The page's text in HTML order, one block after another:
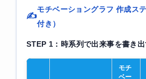
モチベーショングラフ 作成ス
付き）
STEP 1：時系列で出来事を書き
モチ
ベー